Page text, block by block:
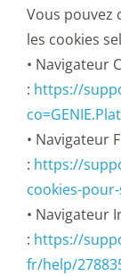
Vous pouvez
les cookies
• Navigateur
: https://
• Navigateur
: https://
cookies-
• Navigateur
: https://
fr/help/